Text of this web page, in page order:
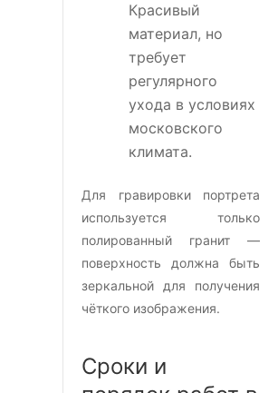
Красивый
материал, но
требует
регулярного
ухода в условиях
московского
климата.
Для гравировки портрета
используется только
полированный гранит —
поверхность должна быть
зеркальной для получения
чёткого изображения.
Сроки и